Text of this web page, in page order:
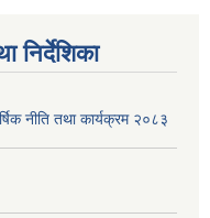
निर्देशिका
नीति तथा कार्यक्रम २०८३